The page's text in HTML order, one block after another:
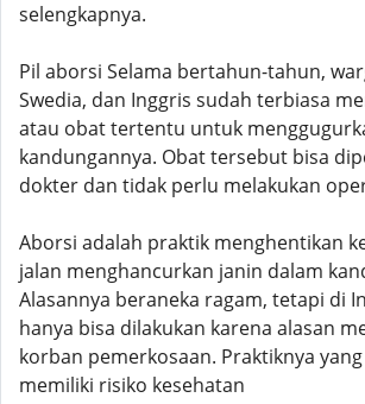
selengkapnya.
Pil aborsi Selama bertahun-tahun,
Swedia, dan Inggris sudah terbiasa
atau obat tertentu untuk
kandungannya. Obat tersebut bisa
dokter dan tidak perlu melakukan
Aborsi adalah praktik menghentikan
jalan menghancurkan janin dalam
Alasannya beraneka ragam, tetapi di
hanya bisa dilakukan karena alasan
korban pemerkosaan. Praktiknya
memiliki risiko kesehatan